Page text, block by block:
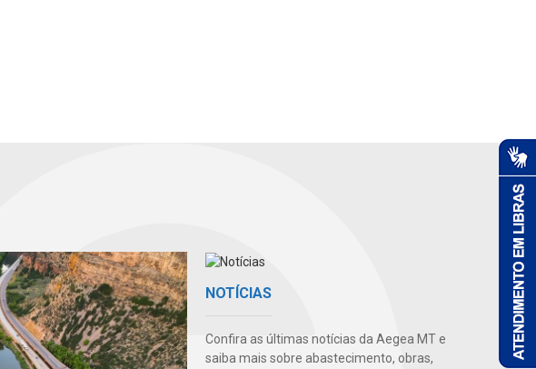
NOTÍCIAS
Confira as últimas notícias da Aegea MT e
saiba mais sobre abastecimento, obras,